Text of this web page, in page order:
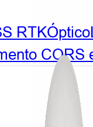
RTKÓptico
CORS